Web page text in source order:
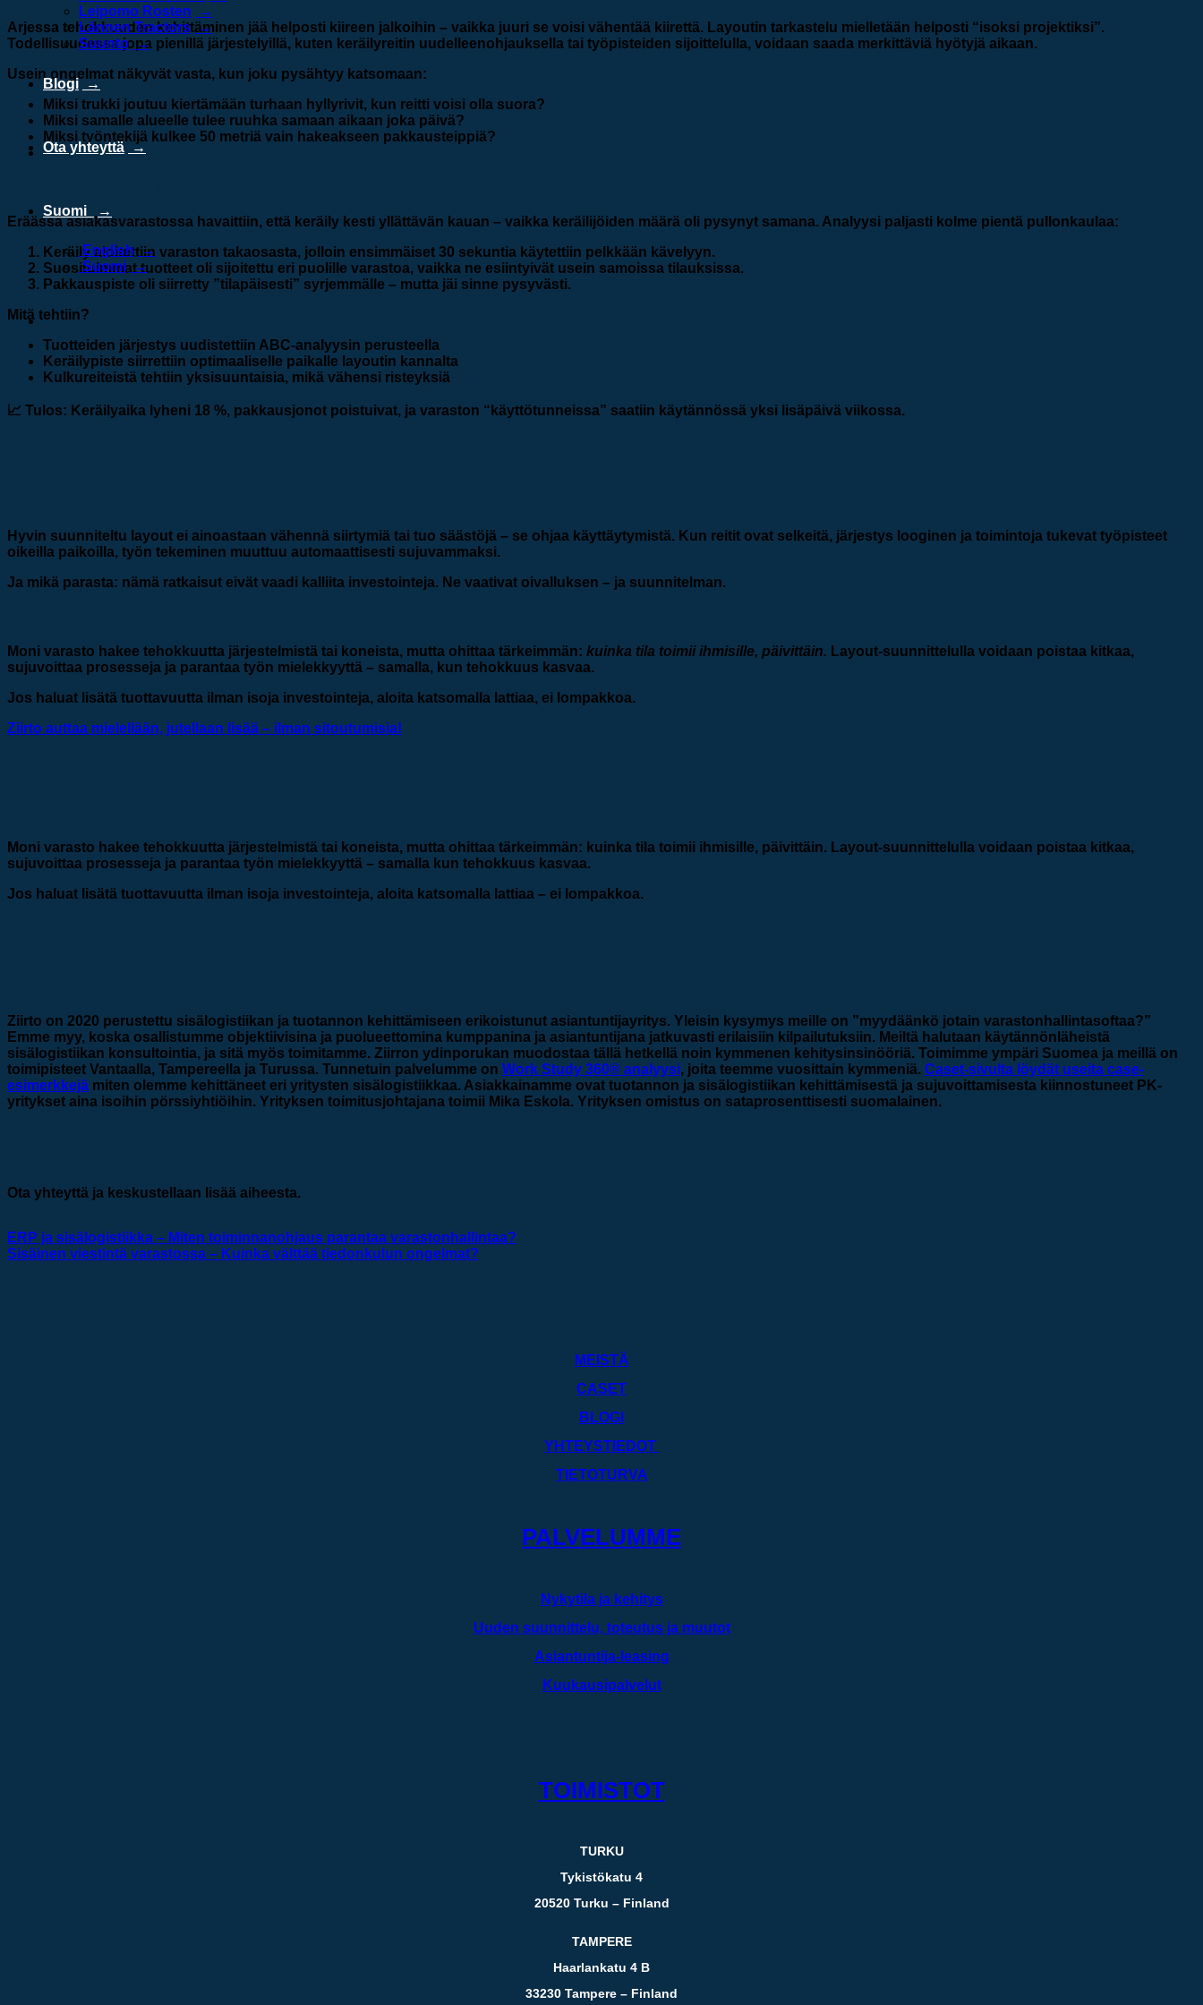
Leipomo Rosten
Lännen Tractors
Suunto
Blogi
Ota yhteyttä
Suomi
English
Suomi
Arjessa tehokkuuden kehittäminen jää helposti kiireen jalkoihin – vaikka juuri se voisi vähentää kiirettä. Layoutin tarkastelu mielletään helposti “isoksi projektiksi”.
Todellisuudessa jopa pienillä järjestelyillä, kuten keräilyreitin uudelleenohjauksella tai työpisteiden sijoittelulla, voidaan saada merkittäviä hyötyjä aikaan.
Usein ongelmat näkyvät vasta, kun joku pysähtyy katsomaan:
Miksi trukki joutuu kiertämään turhaan hyllyrivit, kun reitti voisi olla suora?
Miksi samalle alueelle tulee ruuhka samaan aikaan joka päivä?
Miksi työntekijä kulkee 50 metriä vain hakeakseen pakkausteippiä?
Eräässä asiakasvarastossa havaittiin, että keräily kesti yllättävän kauan – vaikka keräilijöiden määrä oli pysynyt samana. Analyysi paljasti kolme pientä pullonkaulaa:
Keräily aloitettiin varaston takaosasta, jolloin ensimmäiset 30 sekuntia käytettiin pelkkään kävelyyn.
Suosituimmat tuotteet oli sijoitettu eri puolille varastoa, vaikka ne esiintyivät usein samoissa tilauksissa.
Pakkauspiste oli siirretty ”tilapäisesti” syrjemmälle – mutta jäi sinne pysyvästi.
Mitä tehtiin?
Tuotteiden järjestys uudistettiin ABC-analyysin perusteella
Keräilypiste siirrettiin optimaaliselle paikalle layoutin kannalta
Kulkureiteistä tehtiin yksisuuntaisia, mikä vähensi risteyksiä
📈 Tulos: Keräilyaika lyheni 18 %, pakkausjonot poistuivat, ja varaston “käyttötunneissa” saatiin käytännössä yksi lisäpäivä viikossa.
Hyvin suunniteltu layout ei ainoastaan vähennä siirtymiä tai tuo säästöjä – se ohjaa käyttäytymistä. Kun reitit ovat selkeitä, järjestys looginen ja toimintoja tukevat työpisteet
oikeilla paikoilla, työn tekeminen muuttuu automaattisesti sujuvammaksi.
Ja mikä parasta: nämä ratkaisut eivät vaadi kalliita investointeja. Ne vaativat oivalluksen – ja suunnitelman.
Moni varasto hakee tehokkuutta järjestelmistä tai koneista, mutta ohittaa tärkeimmän: kuinka tila toimii ihmisille, päivittäin. Layout-suunnittelulla voidaan poistaa kitkaa,
sujuvoittaa prosesseja ja parantaa työn mielekkyyttä – samalla, kun tehokkuus kasvaa.
Jos haluat lisätä tuottavuutta ilman isoja investointeja, aloita katsomalla lattiaa, ei lompakkoa.
Ziirto auttaa mielellään, jutellaan lisää – ilman sitoutumisia!
Moni varasto hakee tehokkuutta järjestelmistä tai koneista, mutta ohittaa tärkeimmän: kuinka tila toimii ihmisille, päivittäin. Layout-suunnittelulla voidaan poistaa kitkaa,
sujuvoittaa prosesseja ja parantaa työn mielekkyyttä – samalla kun tehokkuus kasvaa.
Jos haluat lisätä tuottavuutta ilman isoja investointeja, aloita katsomalla lattiaa – ei lompakkoa.
Ziirto on 2020 perustettu sisälogistiikan ja tuotannon kehittämiseen erikoistunut asiantuntijayritys. Yleisin kysymys meille on ”myydäänkö jotain varastonhallintasoftaa?”
Emme myy, koska osallistumme objektiivisina ja puolueettomina kumppanina ja asiantuntijana jatkuvasti erilaisiin kilpailutuksiin. Meiltä halutaan käytännönläheistä
sisälogistiikan konsultointia, ja sitä myös toimitamme. Ziirron ydinporukan muodostaa tällä hetkellä noin kymmenen kehitysinsinööriä. Toimimme ympäri Suomea ja meillä on
toimipisteet Vantaalla, Tampereella ja Turussa. Tunnetuin palvelumme on Work Study 360® analyysi, joita teemme vuosittain kymmeniä. Caset-sivulta löydät useita case-
esimerkkejä miten olemme kehittäneet eri yritysten sisälogistiikkaa. Asiakkainamme ovat tuotannon ja sisälogistiikan kehittämisestä ja sujuvoittamisesta kiinnostuneet PK-
yritykset aina isoihin pörssiyhtiöihin. Yrityksen toimitusjohtajana toimii Mika Eskola. Yrityksen omistus on sataprosenttisesti suomalainen.
Ota yhteyttä ja keskustellaan lisää aiheesta.
ERP ja sisälogistiikka – Miten toiminnanohjaus parantaa varastonhallintaa?
Sisäinen viestintä varastossa – Kuinka välttää tiedonkulun ongelmat?
MEISTÄ
CASET
BLOGI
YHTEYSTIEDOT
TIETOTURVA
PALVELUMME
Nykytila ja kehitys
Uuden suunnittelu, toteutus ja muutot
Asiantuntija-leasing
Kuukausipalvelut
TOIMISTOT
TURKU
Tykistökatu 4
20520 Turku – Finland
TAMPERE
Haarlankatu 4 B
33230 Tampere – Finland